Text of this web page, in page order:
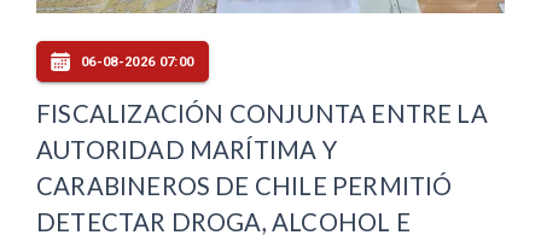
06-08-2026 07:00
FISCALIZACIÓN CONJUNTA ENTRE LA
AUTORIDAD MARÍTIMA Y
CARABINEROS DE CHILE PERMITIÓ
DETECTAR DROGA, ALCOHOL E